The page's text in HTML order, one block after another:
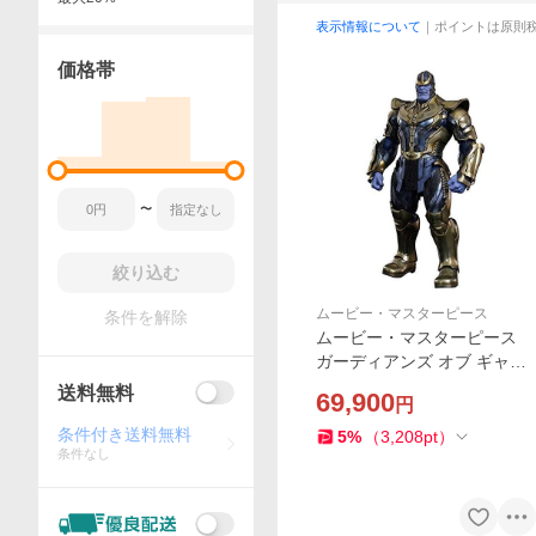
表示情報について ｜ポイントは原則
ムービー・マスターピース
ムービー・マスターピース
ガーディアンズ オブ ギャラ
69,900円
5% （3,208pt）
価格帯
〜
絞り込む
条件を解除
送料無料
条件付き送料無料
条件なし